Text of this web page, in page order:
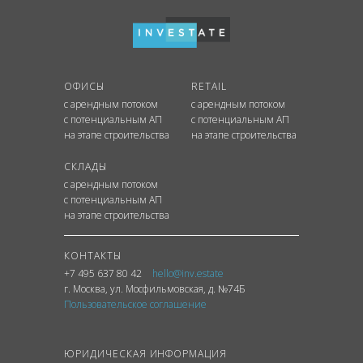
ОФИСЫ
с арендным потоком
с потенциальным АП
на этапе строительства
RETAIL
с арендным потоком
с потенциальным АП
на этапе строительства
СКЛАДЫ
с арендным потоком
с потенциальным АП
на этапе строительства
КОНТАКТЫ
+7 495 637 80 42
hello@inv.estate
г. Москва, ул. Мосфильмовская, д. №74Б
Пользовательское соглашение
ЮРИДИЧЕСКАЯ ИНФОРМАЦИЯ